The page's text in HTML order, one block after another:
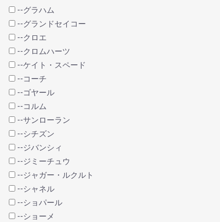
--グラハム
--グランドセイコー
--クロエ
--クロムハーツ
--ケイト・スペード
--コーチ
--ゴヤール
--コルム
--サンローラン
--シチズン
--ジバンシィ
--ジミーチュウ
--ジャガー・ルクルト
--シャネル
--ショパール
--ショーメ